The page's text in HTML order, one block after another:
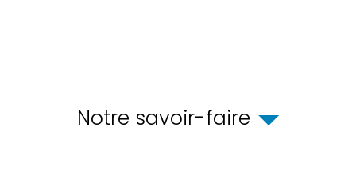
Notre savoir-faire